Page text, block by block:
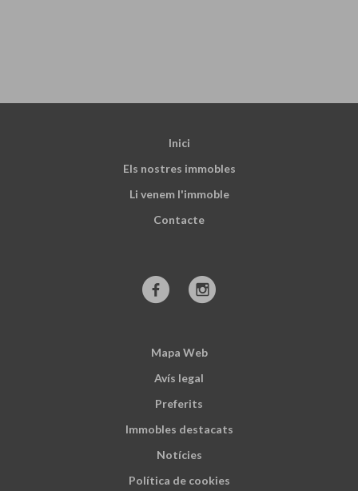
Inici
Els nostres immobles
Li venem l'immoble
Contacte
Mapa Web
Avís legal
Preferits
Immobles destacats
Notícies
Política de cookies